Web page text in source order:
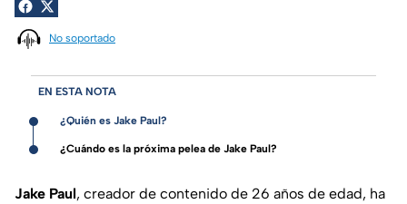
No soportado
EN ESTA NOTA
¿Quién es Jake Paul?
¿Cuándo es la próxima pelea de Jake Paul?
Jake Paul, creador de contenido de 26 años de edad, ha